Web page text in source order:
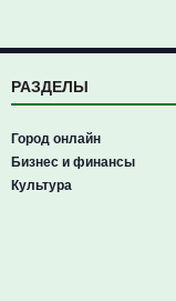
РАЗДЕЛЫ
Город онлайн
Бизнес и финансы
Культура